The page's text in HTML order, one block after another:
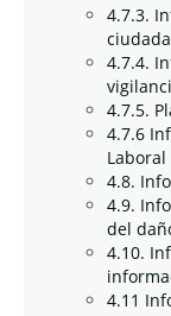
4.7.3.
4.7.4.
4.7.5.
4.7.6
4.8.
4.9.
del
4.10.
4.11